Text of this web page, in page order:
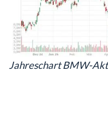
Jahreschart BMW-